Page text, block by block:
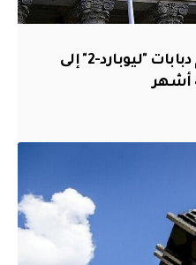
الدفاع الألمانية: سنسلم دبابات "ليوبارد-2" إلى